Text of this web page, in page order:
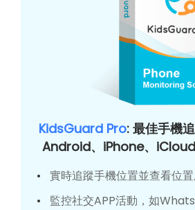
KidsGuard Pro: 最佳手機
Android、iPhone、
實時追蹤手機位置並查看位置
監控社交APP活動，如